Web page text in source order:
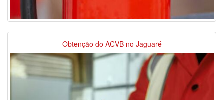
Obtenção do ACVB no Jaguaré